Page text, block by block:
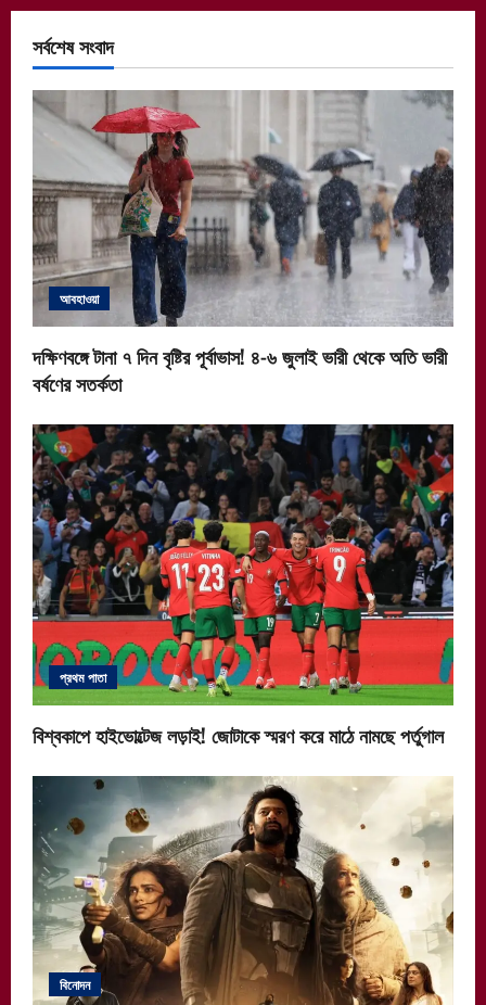
সর্বশেষ সংবাদ
আবহাওয়া
দক্ষিণবঙ্গে টানা ৭ দিন বৃষ্টির পূর্বাভাস! ৪-৬ জুলাই ভারী থেকে অতি ভারী
বর্ষণের সতর্কতা
প্রথম পাতা
বিশ্বকাপে হাইভোল্টেজ লড়াই! জোটাকে স্মরণ করে মাঠে নামছে পর্তুগাল
বিনোদন